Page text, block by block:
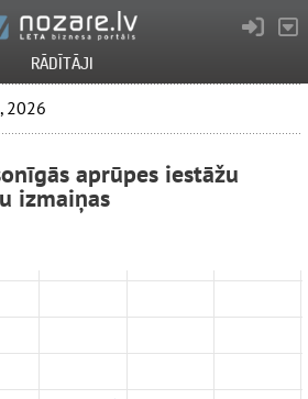
RĀDĪTĀJI
2026
aprūpes iestāžu
izmaiņas